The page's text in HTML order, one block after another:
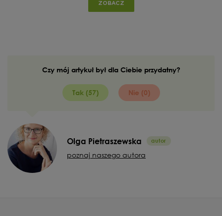
ZOBACZ
Czy mój artykuł był dla Ciebie przydatny?
Tak (57) Nie (0)
Olga Pietraszewska
poznaj naszego autora